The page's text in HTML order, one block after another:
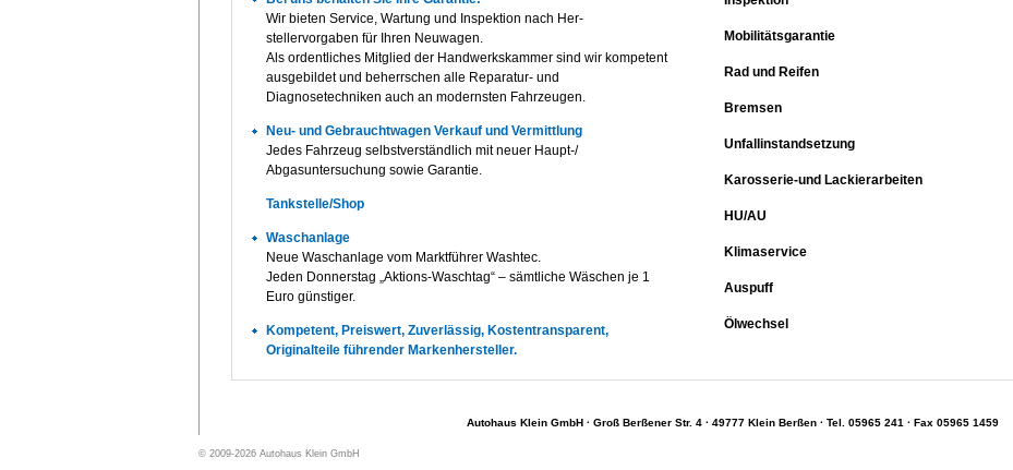
Wir bieten Service, Wartung und Inspektion nach Her-
stellervorgaben für Ihren Neuwagen.
Als ordentliches Mitglied der Handwerkskammer sind wir kompetent
ausgebildet und beherrschen alle Reparatur- und
Diagnosetechniken auch an modernsten Fahrzeugen.
Neu- und Gebrauchtwagen Verkauf und Vermittlung
Jedes Fahrzeug selbstverständlich mit neuer Haupt-/
Abgasuntersuchung sowie Garantie.
Tankstelle/Shop
Waschanlage
Neue Waschanlage vom Marktführer Washtec.
Jeden Donnerstag „Aktions-Waschtag“ – sämtliche Wäschen je 1
Euro günstiger.
Kompetent, Preiswert, Zuverlässig, Kostentransparent,
Originalteile führender Markenhersteller.
Mobilitätsgarantie
Rad und Reifen
Bremsen
Unfallinstandsetzung
Karosserie-und Lackierarbeiten
HU/AU
Klimaservice
Auspuff
Ölwechsel
Autohaus Klein GmbH · Groß Berßener Str. 4 · 49777 Klein Berßen · Tel. 05965 241 · Fax 05965 1459
© 2009-2026 Autohaus Klein GmbH